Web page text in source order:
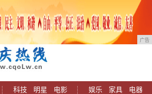
广告
科技 明星
电影
娱乐 家具
电器